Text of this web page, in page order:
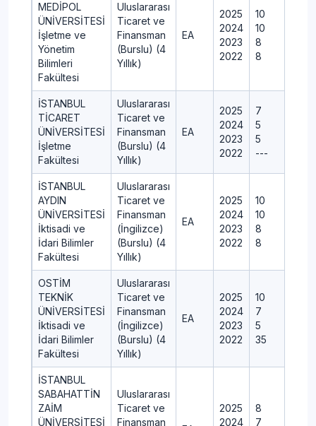
MEDİPOL
ÜNİVERSİTESİ
İşletme ve
Yönetim
Bilimleri
Fakültesi
Uluslararası
Ticaret ve
Finansman
(Burslu) (4
Yıllık)
EA
2025
2024
2023
2022
10
10
8
8
İSTANBUL
TİCARET
ÜNİVERSİTESİ
İşletme
Fakültesi
Uluslararası
Ticaret ve
Finansman
(Burslu) (4
Yıllık)
EA
2025
2024
2023
2022
7
5
5
---
İSTANBUL
AYDIN
ÜNİVERSİTESİ
İktisadi ve
İdari Bilimler
Fakültesi
Uluslararası
Ticaret ve
Finansman
(İngilizce)
(Burslu) (4
Yıllık)
EA
2025
2024
2023
2022
10
10
8
8
OSTİM
TEKNİK
ÜNİVERSİTESİ
İktisadi ve
İdari Bilimler
Fakültesi
Uluslararası
Ticaret ve
Finansman
(İngilizce)
(Burslu) (4
Yıllık)
EA
2025
2024
2023
2022
10
7
5
35
İSTANBUL
SABAHATTİN
ZAİM
ÜNİVERSİTESİ
Uluslararası
Ticaret ve
Finansman
2025
2024
8
7